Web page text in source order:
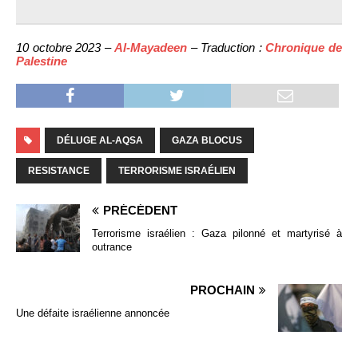
10 octobre 2023 –Al-Mayadeen – Traduction :Chronique de
Palestine
DÉLUGE AL-AQSA GAZA BLOCUS
RESISTANCE TERRORISME ISRAÉLIEN
PRÉCÉDENT
Terrorisme israélien : Gaza pilonné et martyrisé à
outrance
PROCHAIN
Une défaite israélienne annoncée